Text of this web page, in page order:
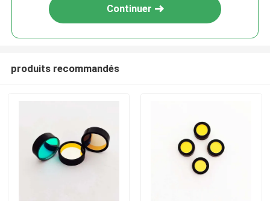
Continuer
produits recommandés